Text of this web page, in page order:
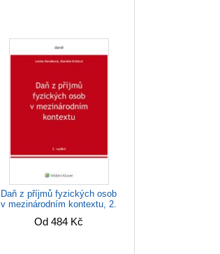
Daň z příjmů fyzických osob
v mezinárodním kontextu, 2.
Od 484 Kč